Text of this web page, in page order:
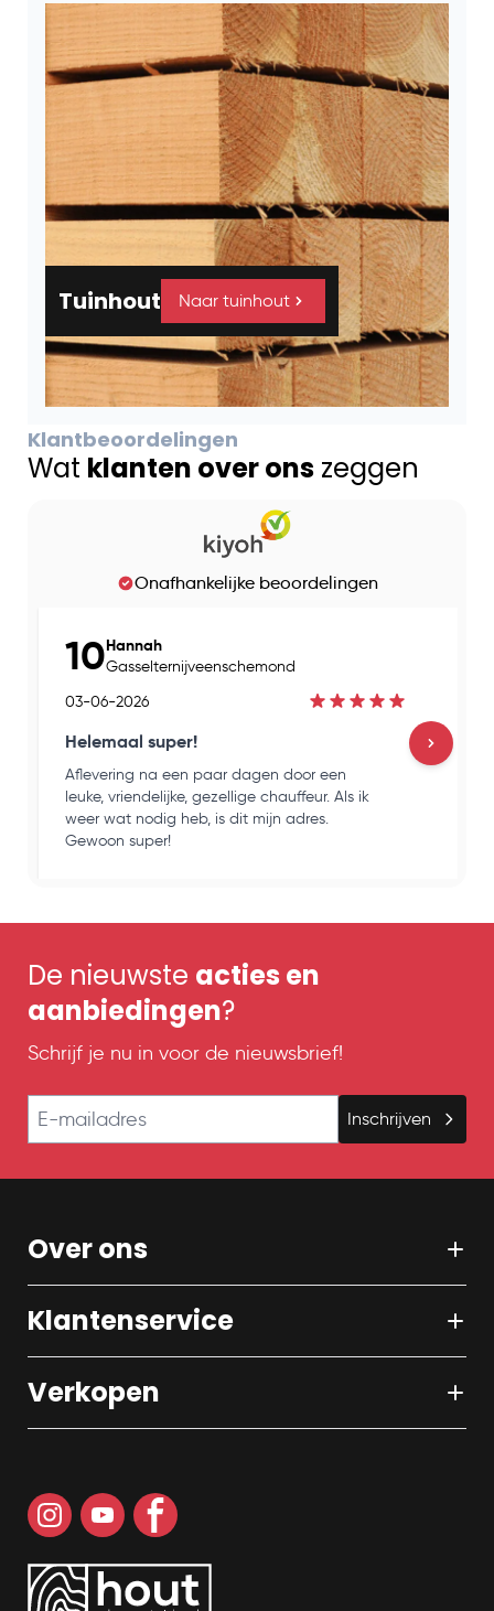
Tuinhout Naar tuinhout
Klantbeoordelingen
Wat klanten over ons zeggen
Onafhankelijke beoordelingen
10Hannah
Gasselternijveenschemond
03-06-2026
Helemaal super!
Aflevering na een paar dagen door een
leuke, vriendelijke, gezellige chauffeur. Als ik
weer wat nodig heb, is dit mijn adres.
Gewoon super!
De nieuwste acties en
aanbiedingen?
Schrijf je nu in voor de nieuwsbrief!
Inschrijven
Over ons
Klantenservice
Verkopen